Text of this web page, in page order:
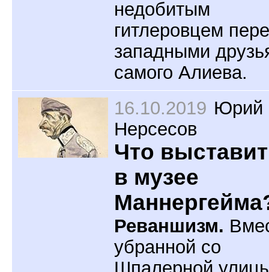
недобитым
гитлеровцем
западными
самого Алиева.
16.10.2019 Юрий
Нерсесов
Что
в музее
Реваншизм.
убранной со
Шпалерной